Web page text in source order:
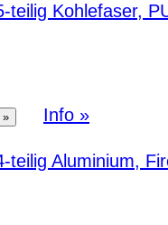
teilig Kohlefaser,
Info »
teilig Aluminium,